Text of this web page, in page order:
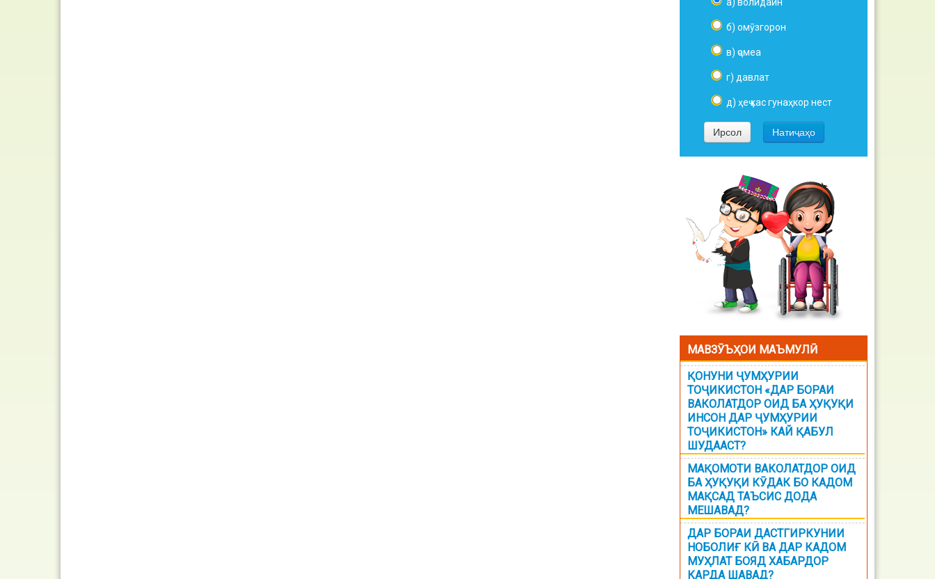
б) омӯзгорон
в) ҷомеа
г) давлат
д) ҳеҷ кас гунаҳкор нест
МАВЗӮЪҲОИ МАЪМУЛӢ
ҚОНУНИ ҶУМҲУРИИ
ТОҶИКИСТОН «ДАР БОРАИ
ВАКОЛАТДОР ОИД БА ҲУҚУҚИ
ИНСОН ДАР ҶУМҲУРИИ
ТОҶИКИСТОН» КАЙ ҚАБУЛ
ШУДААСТ?
МАҚОМОТИ ВАКОЛАТДОР ОИД
БА ҲУҚУҚИ КӮДАК БО КАДОМ
МАҚСАД ТАЪСИС ДОДА
МЕШАВАД?
ДАР БОРАИ ДАСТГИРКУНИИ
НОБОЛИҒ КӢ ВА ДАР КАДОМ
МУҲЛАТ БОЯД ХАБАРДОР
КАРДА ШАВАД?